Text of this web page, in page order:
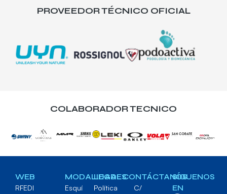
PROVEEDOR TÉCNICO OFICIAL
COLABORADOR TECNICO
WEB
RFEDI
MODALIDADES
Esquí
LEGAL
Política
CONTÁCTANOS
C/
SÍGUENOS
EN